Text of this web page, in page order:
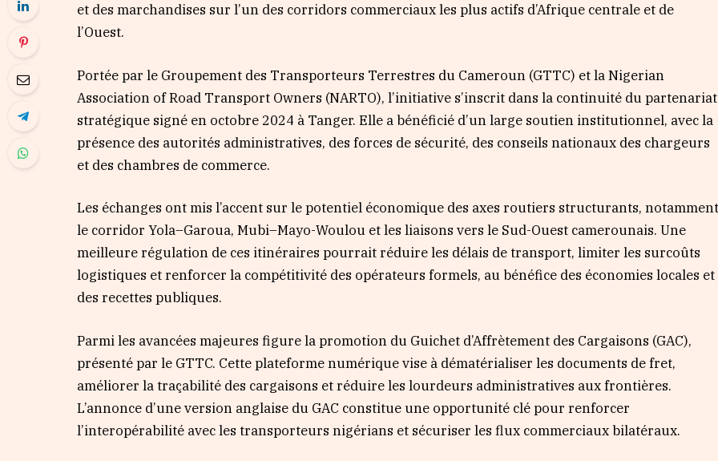
et des marchandises sur l’un des corridors commerciaux les plus actifs d’Afrique centrale et de
l’Ouest.
Portée par le Groupement des Transporteurs Terrestres du Cameroun (GTTC) et la Nigerian
Association of Road Transport Owners (NARTO), l’initiative s’inscrit dans la continuité du partenariat
stratégique signé en octobre 2024 à Tanger. Elle a bénéficié d’un large soutien institutionnel, avec la
présence des autorités administratives, des forces de sécurité, des conseils nationaux des chargeurs
et des chambres de commerce.
Les échanges ont mis l’accent sur le potentiel économique des axes routiers structurants, notamment
le corridor Yola–Garoua, Mubi–Mayo-Woulou et les liaisons vers le Sud-Ouest camerounais. Une
meilleure régulation de ces itinéraires pourrait réduire les délais de transport, limiter les surcoûts
logistiques et renforcer la compétitivité des opérateurs formels, au bénéfice des économies locales et
des recettes publiques.
Parmi les avancées majeures figure la promotion du Guichet d’Affrètement des Cargaisons (GAC),
présenté par le GTTC. Cette plateforme numérique vise à dématérialiser les documents de fret,
améliorer la traçabilité des cargaisons et réduire les lourdeurs administratives aux frontières.
L’annonce d’une version anglaise du GAC constitue une opportunité clé pour renforcer
l’interopérabilité avec les transporteurs nigérians et sécuriser les flux commerciaux bilatéraux.